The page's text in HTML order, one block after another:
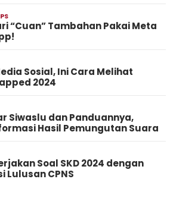
“Cuan” Tambahan Pakai Meta
Sosial, Ini Cara Melihat
2024
Siwaslu dan Panduannya,
Hasil Pemungutan Suara
Soal SKD 2024 dengan
Lulusan CPNS